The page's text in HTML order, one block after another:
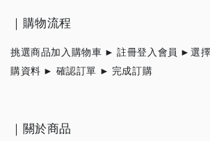
｜購物流程
挑選商品加入購物車 ► 註冊登入會員 ►選
購資料 ► 確認訂單 ► 完成訂購
｜關於商品